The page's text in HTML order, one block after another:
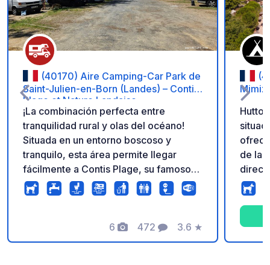
(40170) Aire Camping-Car Park de
Saint-Julien-en-Born (Landes) – Contis
Plage et Nature Landaise
¡La combinación perfecta entre
tranquilidad rural y olas del océano!
Situada en un entorno boscoso y
tranquilo, esta área permite llegar
fácilmente a Contis Plage, su famoso
faro blanco y negro y sus enormes
playas de arena fina gracias a las rutas
tranquilidad gracias a servicios
completos: parcelas cómodas,
6
Fotos
472
Comentarios
3.6
Calificación
★
de las
las
de